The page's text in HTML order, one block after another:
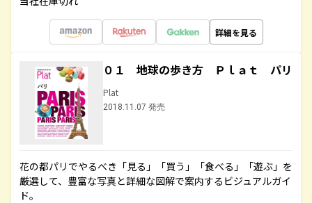
詳細を見る
０１ 地球の歩き方 Ｐｌａｔ パリ
Plat
2018.11.07 発売
花の都パリでやるべき「見る」「買う」「食べる」「遊ぶ」を
厳選して、豊富な写真と詳細な図解で案内するビジュアルガイ
ド。